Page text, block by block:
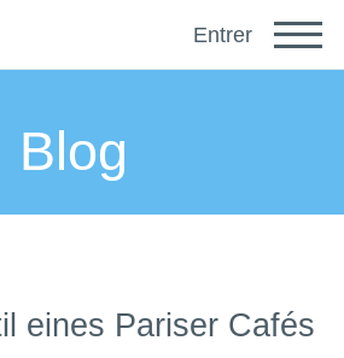
Entrer
Blog
eines Pariser Cafés